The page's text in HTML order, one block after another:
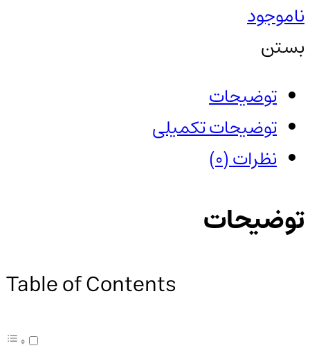
ناموجود
بستن
توضیحات
توضیحات تکمیلی
نظرات (0)
توضیحات
Table of Contents